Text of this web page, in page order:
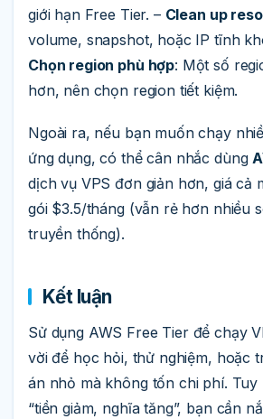
giới hạn Free Tier. – Clean up
volume, snapshot, hoặc IP tĩnh
Chọn region phù hợp: Một số
hơn, nên chọn region tiết kiệm.
Ngoài ra, nếu bạn muốn chạy
ứng dụng, có thể cân nhắc dùng
dịch vụ VPS đơn giản hơn, giá cả
gói $3.5/tháng (vẫn rẻ hơn nhiều
truyền thống).
Kết luận
Sử dụng AWS Free Tier để chạy
vời để học hỏi, thử nghiệm, hoặc
án nhỏ mà không tốn chi phí.
“tiền giảm, nghĩa tăng”, bạn cần